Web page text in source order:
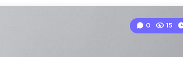
0 15